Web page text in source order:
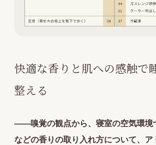
快適な香りと肌への感触で
整える
――嗅覚の観点から、寝室の空気環境
などの香りの取り入れ方について、ア